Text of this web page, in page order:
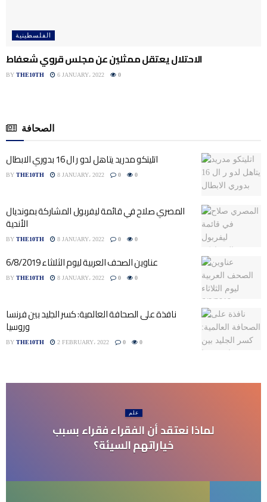
الفلسطينية
الاحتلال يعتقل ممثلين عن مجلس قروي شعفاط
BY THE10TH 6 JANUARY، 2022 0
الصحافة
اتليتكو مدريد يتاهل لدو ر ال 16 بدوري الابطال
BY THE10TH 8 JANUARY، 2022 0 0
المصري صلاح في قائمة ليفربول المشاركة بمونديال
الأندية
BY THE10TH 8 JANUARY، 2022 0 0
عناوين الصحف العربية ليوم الثلاثاء 6/8/2019
BY THE10TH 8 JANUARY، 2022 0 0
نافذة على الصحافة العالمية: كسر الجليد بين فرنسا
وروسيا
BY THE10TH 2 FEBRUARY، 2022 0 0
علم
لماذا نعتقد أن الفقراء فقراء بسبب
خياراتهم السيئة؟